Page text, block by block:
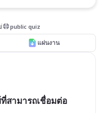
public quiz
แผ่นงาน
สามารถเชื่อมต่อ